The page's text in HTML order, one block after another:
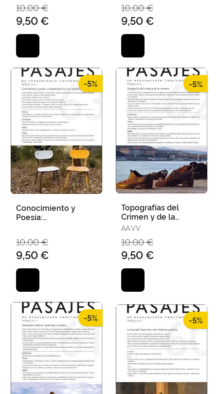
10,00 €
9,50 €
10,00 €
9,50 €
-5%
Conocimiento y
Poesía:
10,00 €
9,50 €
-5%
Topografías del
Crimen y de la
Memoria
AA.VV.
10,00 €
9,50 €
-5% -5%